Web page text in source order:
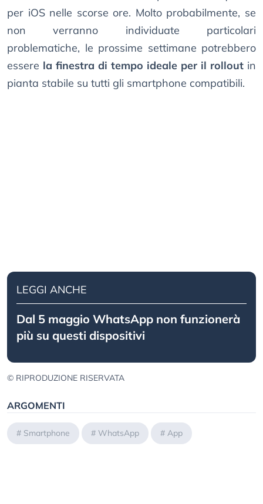
per iOS nelle scorse ore. Molto probabilmente, se
non verranno individuate particolari
problematiche, le prossime settimane potrebbero
essere la finestra di tempo ideale per il rollout in
pianta stabile su tutti gli smartphone compatibili.
LEGGI ANCHE
Dal 5 maggio WhatsApp non funzionerà
più su questi dispositivi
© RIPRODUZIONE RISERVATA
ARGOMENTI
# Smartphone # WhatsApp # App